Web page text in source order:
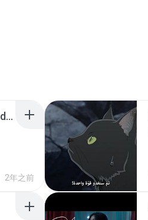
Henrique e Juliano -As Mais Tocadas do Henrique e Juliano 2021 -Top Sertanejo 2021,Cd Completo 2021
2年之前